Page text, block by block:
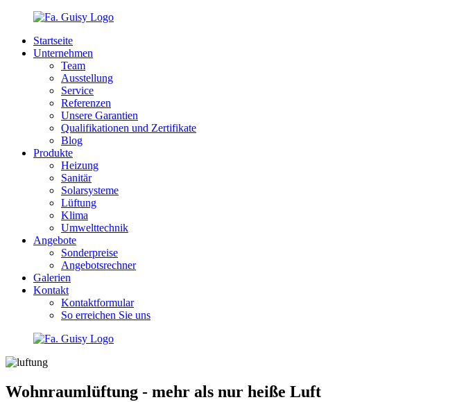
Startseite
Unternehmen
Team
Ausstellung
Service
Referenzen
Unsere Garantien
Qualifikationen und Zertifikate
Blog
Produkte
Heizung
Sanitär
Solarsysteme
Lüftung
Klima
Umwelttechnik
Angebote
Sonderpreise
Angebotsrechner
Galerien
Kontakt
Kontaktformular
So erreichen Sie uns
Wohnraumlüftung - mehr als nur heiße Luft